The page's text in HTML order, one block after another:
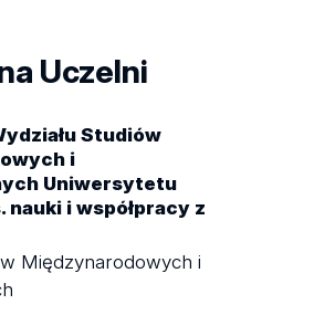
Uczelni
Studiów
i
Uniwersytetu
nauki i współpracy z
Międzynarodowych i